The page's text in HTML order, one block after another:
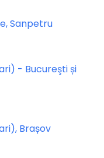
Sanpetru
- Bucureşti și
Brașov